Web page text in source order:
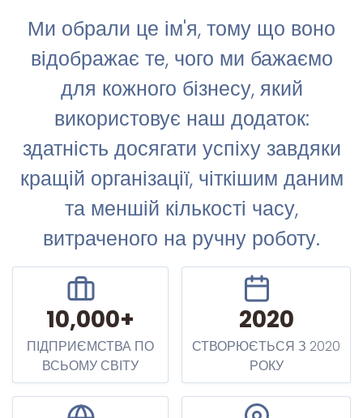
Ми обрали це ім'я, тому що воно
відображає те, чого ми бажаємо
для кожного бізнесу, який
використовує наш додаток:
здатність досягати успіху завдяки
кращій організації, чіткішим даним
та меншій кількості часу,
витраченого на ручну роботу.
10,000+
ПІДПРИЄМСТВА ПО
ВСЬОМУ СВІТУ
2020
СТВОРЮЄТЬСЯ З 2020
РОКУ